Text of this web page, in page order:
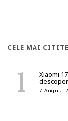
CELE MAI CITITE
Xiaomi
7 August